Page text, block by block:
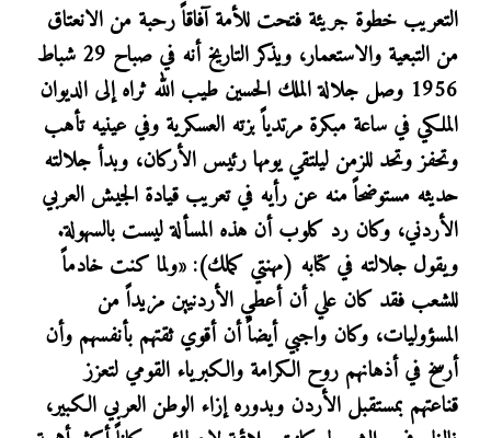
التعريب خطوة جريئة فتحت للأمة آفاقاً رحبة من الانعتاق
من التبعية والاستعمار، ويذكر التاريخ أنه في صباح 29 شباط
1956 وصل جلالة الملك الحسين طيب الله ثراه إلى الديوان
الملكي في ساعة مبكرة مرتدياً بزته العسكرية وفي عينيه تأهب
وتحفز وتحد للزمن ليلتقي يومها رئيس الأركان، وبدأ جلالته
حديثه مستوضحاً منه عن رأيه في تعريب قيادة الجيش العربي
الأردني، وكان رد كلوب أن هذه المسألة ليست بالسهولة.
ويقول جلالته في كتابه (مهنتي كملك): «ولما كنت خادماً
للشعب فقد كان علي أن أعطي الأردنيين مزيداً من
المسؤوليات، وكان واجبي أيضاً أن أقوي ثقتهم بأنفسهم وأن
أرسخ في أذهانهم روح الكرامة والكبرياء القومي لتعزز
قناعتهم بمستقبل الأردن وبدوره إزاء الوطن العربي الكبير،